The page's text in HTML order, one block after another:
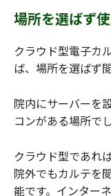
場所を選ばず
クラウド型電子カ
ば、場所を選ばず
院内にサーバーを
コンがある場所で
クラウド型であれ
院外でもカルテを
能です。インター